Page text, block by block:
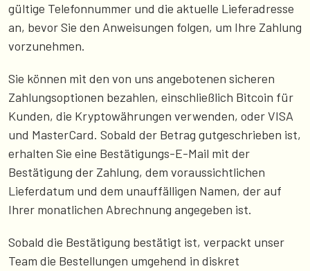
gültige Telefonnummer und die aktuelle Lieferadresse
an, bevor Sie den Anweisungen folgen, um Ihre Zahlung
vorzunehmen.
Sie können mit den von uns angebotenen sicheren
Zahlungsoptionen bezahlen, einschließlich Bitcoin für
Kunden, die Kryptowährungen verwenden, oder VISA
und MasterCard. Sobald der Betrag gutgeschrieben ist,
erhalten Sie eine Bestätigungs-E-Mail mit der
Bestätigung der Zahlung, dem voraussichtlichen
Lieferdatum und dem unauffälligen Namen, der auf
Ihrer monatlichen Abrechnung angegeben ist.
Sobald die Bestätigung bestätigt ist, verpackt unser
Team die Bestellungen umgehend in diskret